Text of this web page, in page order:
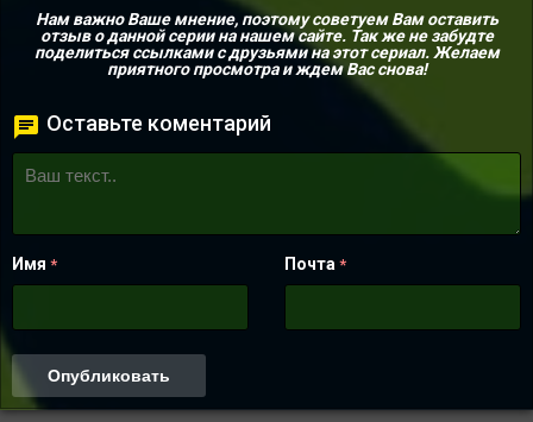
Нам важно Ваше мнение, поэтому советуем Вам оставить
отзыв о данной серии на нашем сайте. Так же не забудте
поделиться ссылками с друзьями на этот сериал. Желаем
приятного просмотра и ждем Вас снова!
Оставьте коментарий
Имя * Почта *